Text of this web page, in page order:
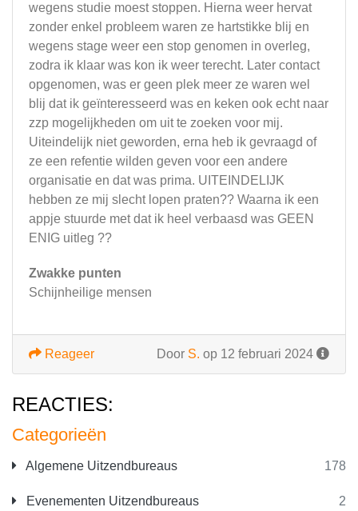
Categorieën
Algemene Uitzendbureaus 178
Evenementen Uitzendbureaus 2
wegens studie moest stoppen. Hierna weer hervat
zonder enkel probleem waren ze hartstikke blij en
wegens stage weer een stop genomen in overleg,
zodra ik klaar was kon ik weer terecht. Later contact
opgenomen, was er geen plek meer ze waren wel
blij dat ik geïnteresseerd was en keken ook echt naar
zzp mogelijkheden om uit te zoeken voor mij.
Uiteindelijk niet geworden, erna heb ik gevraagd of
ze een refentie wilden geven voor een andere
organisatie en dat was prima. UITEINDELIJK
hebben ze mij slecht lopen praten?? Waarna ik een
appje stuurde met dat ik heel verbaasd was GEEN
ENIG uitleg ??
Zwakke punten
Schijnheilige mensen
Door S. op 12 februari 2024
Reageer
REACTIES: